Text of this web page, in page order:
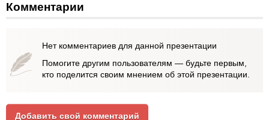
Комментарии
Нет комментариев для данной презентации
Помогите другим пользователям — будьте первым,
кто поделится своим мнением об этой презентации.
Добавить свой комментарий